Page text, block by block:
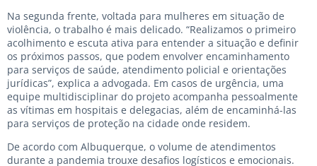
Na segunda frente, voltada para mulheres em situação de
violência, o trabalho é mais delicado. “Realizamos o primeiro
acolhimento e escuta ativa para entender a situação e definir
os próximos passos, que podem envolver encaminhamento
para serviços de saúde, atendimento policial e orientações
jurídicas”, explica a advogada. Em casos de urgência, uma
equipe multidisciplinar do projeto acompanha pessoalmente
as vítimas em hospitais e delegacias, além de encaminhá-las
para serviços de proteção na cidade onde residem.
De acordo com Albuquerque, o volume de atendimentos
durante a pandemia trouxe desafios logísticos e emocionais.